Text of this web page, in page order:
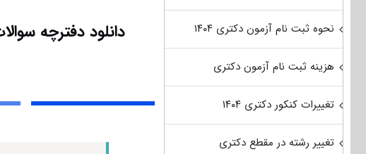
نحوه ثبت نام آزمون دکتری ۱۴۰۴
هزینه ثبت نام آزمون دکتری
تغییرات کنکور دکتری ۱۴۰۴
تغییر رشته در مقطع دکتری